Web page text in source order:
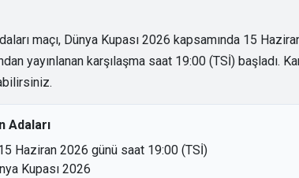
maçı, Dünya Kupası 2026 kapsamında 15
yayınlanan karşılaşma saat 19:00 (TSİ) başladı.
Adaları
Haziran 2026 günü saat 19:00 (TSİ)
Kupası 2026